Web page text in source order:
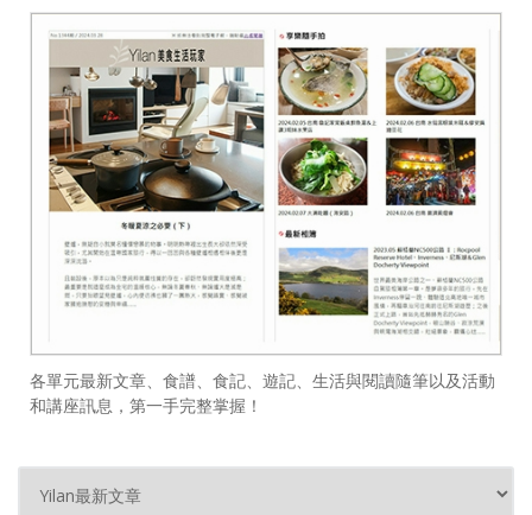
各單元最新文章、食譜、食記、遊記、生活與閱讀隨筆以及活動
和講座訊息，第一手完整掌握！